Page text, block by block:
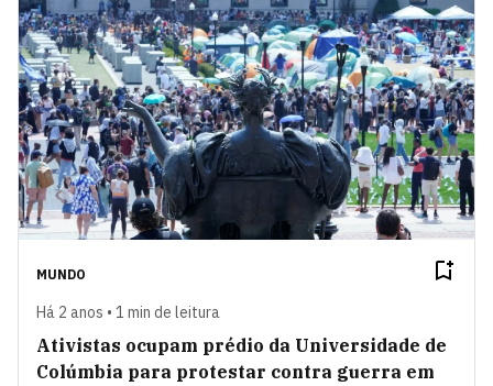
MUNDO
Há 2 anos • 1 min de leitura
Ativistas ocupam prédio da Universidade de
Colúmbia para protestar contra guerra em